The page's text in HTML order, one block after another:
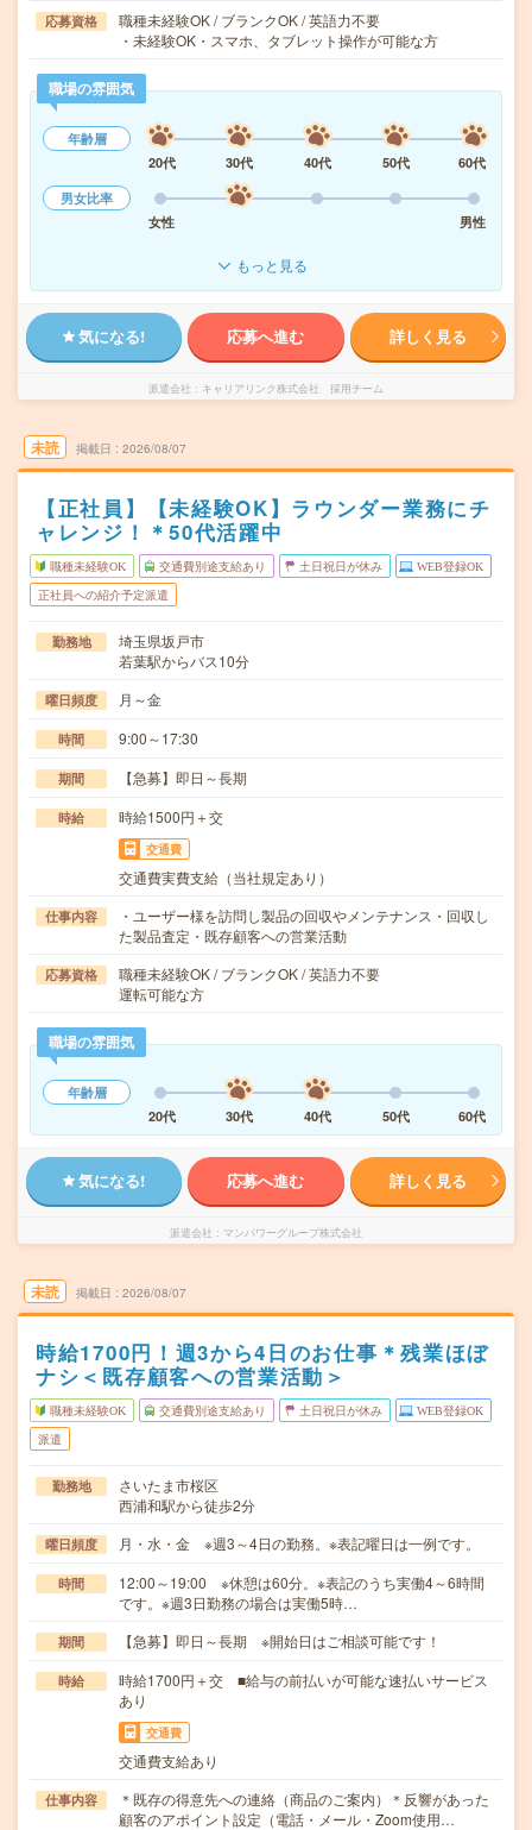
応募資格
職種未経験OK / ブランクOK / 英語力不要
・未経験OK・スマホ、タブレット操作が可能な方
職場の雰囲気
年齢層
20代
30代 40代 50代
60代
男女比率
女性
男性
もっと見る
気になる! 応募へ進む 詳しく見る
派遣会社 キャリアリンク株式会社 採用チーム
未読 掲載日 2026/08/07
【正社員】【未経験OK】ラウンダー業務にチ
ャレンジ！＊50代活躍中
職種未経験OK 交通費別途支給あり 土日祝日が休み WEB登録OK
正社員への紹介予定派遣
勤務地
埼玉県坂戸市
若葉駅からバス10分
曜日頻度 月～金
時間 9:00～17:30
期間 【急募】即日～長期
時給 時給1500円＋交
交通費
交通費実費支給（当社規定あり）
仕事内容
・ユーザー様を訪問し製品の回収やメンテナンス・回収し
た製品査定・既存顧客への営業活動
応募資格
職種未経験OK / ブランクOK / 英語力不要
運転可能な方
職場の雰囲気
年齢層
20代
30代 40代 50代 60代
気になる! 応募へ進む 詳しく見る
派遣会社 マンパワーグループ株式会社
未読 掲載日 2026/08/07
時給1700円！週3から4日のお仕事＊残業ほぼ
ナシ＜既存顧客への営業活動＞
職種未経験OK 交通費別途支給あり 土日祝日が休み WEB登録OK
派遣
勤務地
さいたま市桜区
西浦和駅から徒歩2分
曜日頻度 月・水・金 ※週3～4日の勤務。※表記曜日は一例です。
時間
12:00～19:00 ※休憩は60分。※表記のうち実働4～6時間
です。※週3日勤務の場合は実働5時…
期間 【急募】即日～長期 ※開始日はご相談可能です！
時給
時給1700円＋交 ■給与の前払いが可能な速払いサービス
あり
交通費
交通費支給あり
仕事内容
＊既存の得意先への連絡（商品のご案内）＊反響があった
顧客のアポイント設定（電話・メール・Zoom使用…